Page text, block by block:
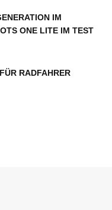
IM
ONE LITE IM TEST
RADFAHRER